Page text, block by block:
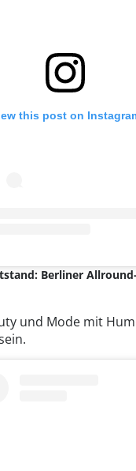
this post on
Berliner
und Mode mit